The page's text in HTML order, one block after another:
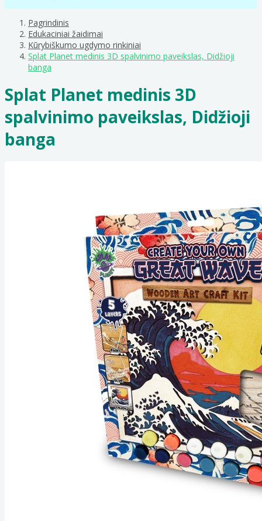
Pagrindinis
Edukaciniai žaidimai
Kūrybiškumo ugdymo rinkiniai
Splat Planet medinis 3D spalvinimo paveikslas, Didžioji
banga
Splat Planet medinis 3D
spalvinimo paveikslas, Didžioji
banga